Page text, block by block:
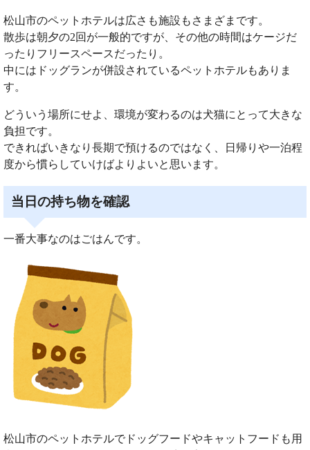
松山市のペットホテルは広さも施設もさまざまです。
散歩は朝夕の2回が一般的ですが、その他の時間はケージだ
ったりフリースペースだったり。
中にはドッグランが併設されているペットホテルもありま
す。
どういう場所にせよ、環境が変わるのは犬猫にとって大きな
負担です。
できればいきなり長期で預けるのではなく、日帰りや一泊程
度から慣らしていけばよりよいと思います。
当日の持ち物を確認
一番大事なのはごはんです。
松山市のペットホテルでドッグフードやキャットフードも用